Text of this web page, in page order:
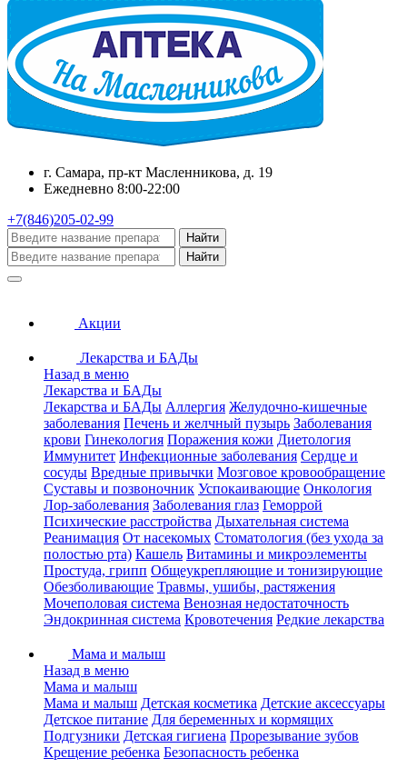
г. Самара, пр-кт Масленникова, д. 19
Ежедневно 8:00-22:00
+7(846)205-02-99
Найти
Найти
Акции
Лекарства и БАДы
Назад в меню
Лекарства и БАДы
Лекарства и БАДы Аллергия Желудочно-кишечные
заболевания Печень и желчный пузырь Заболевания
крови Гинекология Поражения кожи Диетология
Иммунитет Инфекционные заболевания Сердце и
сосуды Вредные привычки Мозговое кровообращение
Суставы и позвоночник Успокаивающие Онкология
Лор-заболевания Заболевания глаз Геморрой
Психические расстройства Дыхательная система
Реанимация От насекомых Стоматология (без ухода за
полостью рта) Кашель Витамины и микроэлементы
Простуда, грипп Общеукрепляющие и тонизирующие
Обезболивающие Травмы, ушибы, растяжения
Мочеполовая система Венозная недостаточность
Эндокринная система Кровотечения Редкие лекарства
Мама и малыш
Назад в меню
Мама и малыш
Мама и малыш Детская косметика Детские аксессуары
Детское питание Для беременных и кормящих
Подгузники Детская гигиена Прорезывание зубов
Крещение ребенка Безопасность ребенка